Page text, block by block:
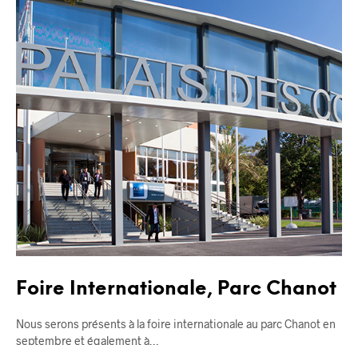
Foire Internationale, Parc Chanot
Nous serons présents à la foire internationale au parc Chanot en
septembre et également à…